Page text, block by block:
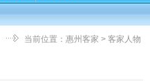
当前位置：惠州客家 > 客家人物